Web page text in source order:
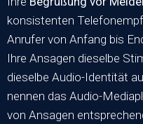
konsistenten
Anrufer von Anfang bis
Ihre Ansagen dieselbe
dieselbe Audio-Identität
nennen das Audio-
von Ansagen